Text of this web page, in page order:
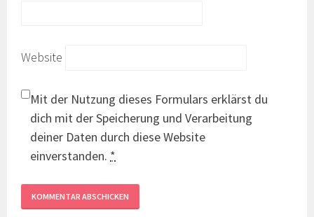
Website
Mit der Nutzung dieses Formulars erklärst du
dich mit der Speicherung und Verarbeitung
deiner Daten durch diese Website
einverstanden. *